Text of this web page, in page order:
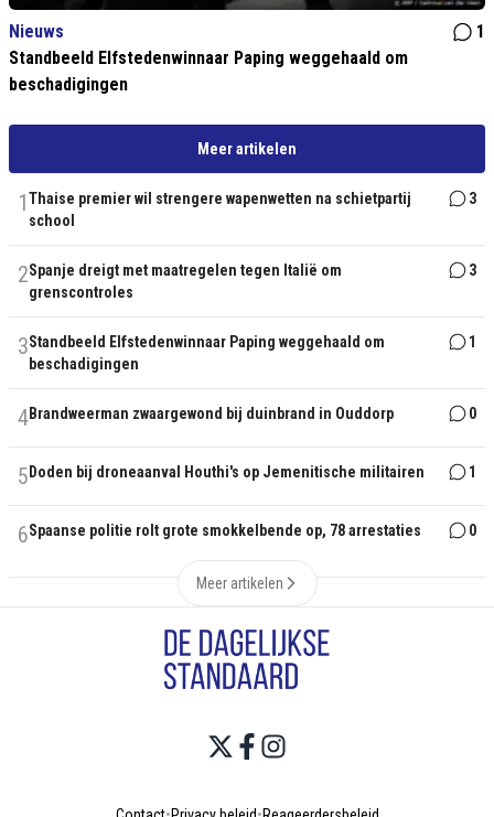
Nieuws
1
Standbeeld Elfstedenwinnaar Paping weggehaald om
beschadigingen
Meer artikelen
1Thaise premier wil strengere wapenwetten na schietpartij
school
3
2Spanje dreigt met maatregelen tegen Italië om
grenscontroles
3
3Standbeeld Elfstedenwinnaar Paping weggehaald om
beschadigingen
1
4Brandweerman zwaargewond bij duinbrand in Ouddorp 0
5 Doden bij droneaanval Houthi's op Jemenitische militairen 1
6Spaanse politie rolt grote smokkelbende op, 78 arrestaties 0
Meer artikelen